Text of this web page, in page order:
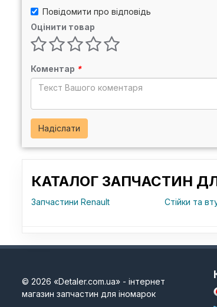
Повідомити про відповідь
Оцінити товар
Коментар *
Надіслати
КАТАЛОГ ЗАПЧАСТИН
Запчастини Renault Стійки та
© 2026 «Detaler.com.ua» - інтернет
магазин запчастин для іномарок